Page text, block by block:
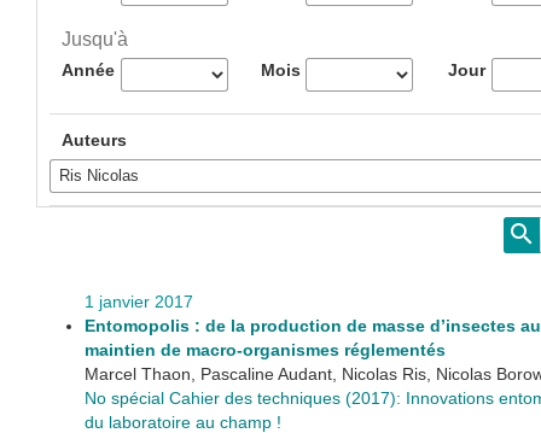
Jusqu'à
Année Mois Jour
Auteurs
1 janvier 2017
Entomopolis : de la production de masse d’insectes
maintien de macro-organismes réglementés
Marcel Thaon, Pascaline Audant, Nicolas Ris, Nicolas
No spécial Cahier des techniques (2017): Innovations
du laboratoire au champ !